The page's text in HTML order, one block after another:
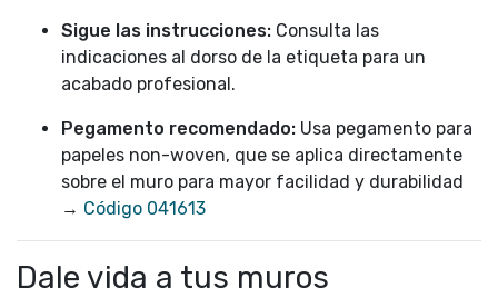
Sigue las instrucciones: Consulta las
indicaciones al dorso de la etiqueta para un
acabado profesional.
Pegamento recomendado: Usa pegamento para
papeles non-woven, que se aplica directamente
sobre el muro para mayor facilidad y durabilidad
→ Código 041613
Dale vida a tus muros